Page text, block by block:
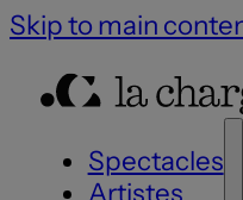
Skip to main
Spectacles
Artistes